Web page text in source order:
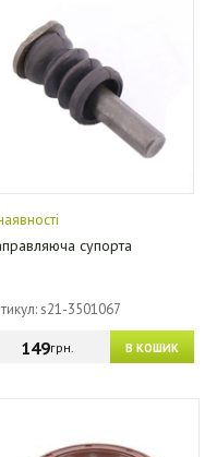
супорта
s21-3501067
В КОШИК
149грн.